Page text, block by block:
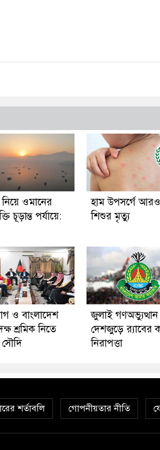
ওমানের
চূড়ান্ত পর্যায়ে:
হাম উপসর্গে
শিশুর মৃত্যু
ও বাংলাদেশ
শ্রমিক নিতে
জুলাই
দেশজুড়ে র‍্যাবের
নিরাপত্তা
শর্তাবলি গোপনীয়তার নীতি